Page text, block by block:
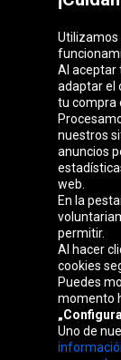
Grupo
Belgique
France
Österreich
Utilizamos
Al aceptar
adaptar el
tu compra
nuestros
anuncios
web.
En la
permitir.
Al hacer
cookies
Puedes
momento
Uno de